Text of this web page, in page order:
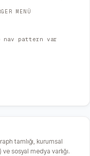
MENÜ
nav pattern var
tamlığı, kurumsal
sosyal medya varlığı.